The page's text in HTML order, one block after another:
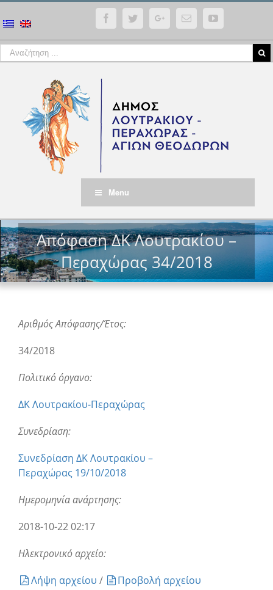
FacebookTwitterGoogle+Email YouTube
Menu
Απόφαση ΔΚ Λουτρακίου –
Περαχώρας 34/2018
Αριθμός Απόφασης/Έτος:
34/2018
Πολιτικό όργανο:
ΔΚ Λουτρακίου-Περαχώρας
Συνεδρίαση:
Συνεδρίαση ΔΚ Λουτρακίου –
Περαχώρας 19/10/2018
Ημερομηνία ανάρτησης:
2018-10-22 02:17
Ηλεκτρονικό αρχείο:
Λήψη αρχείου /
Προβολή αρχείου